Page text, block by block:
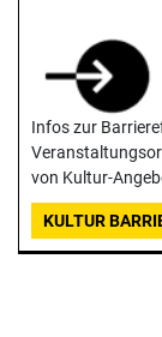
Infos zur
von Kultur-
KULTUR